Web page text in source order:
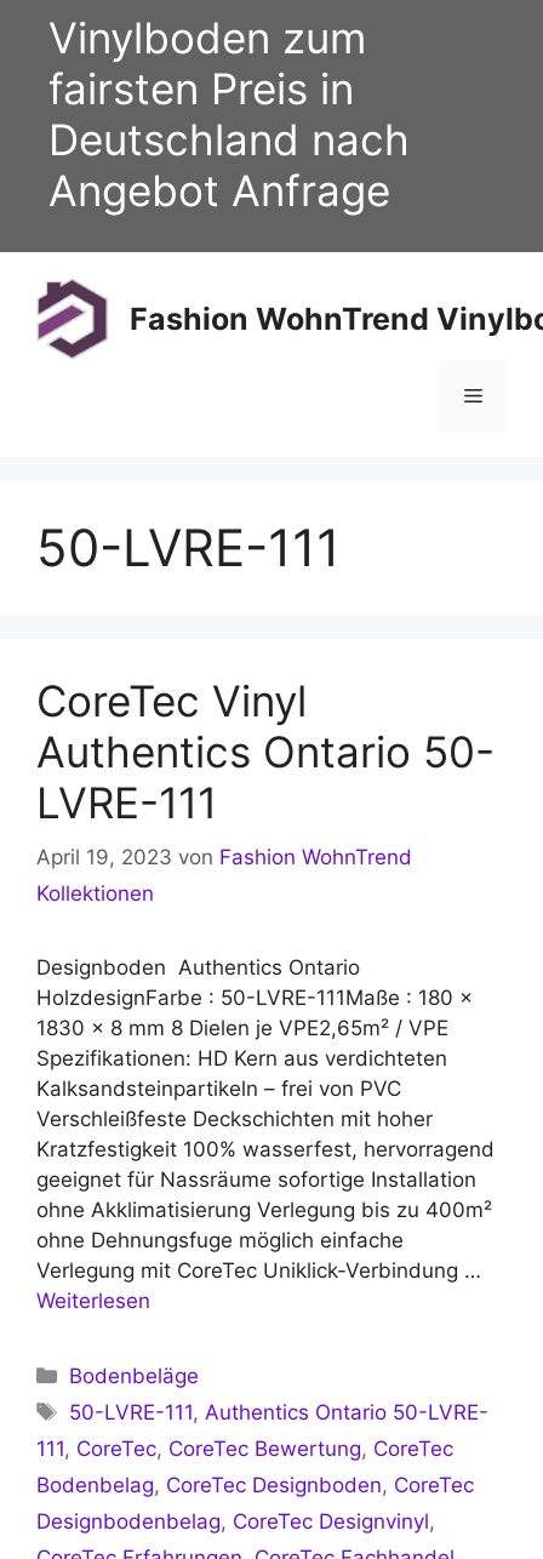
springen
Vinylboden zum
fairsten Preis in
Deutschland nach
Angebot Anfrage
Fashion WohnTrend
Menü
50-LVRE-111
CoreTec Vinyl
Authentics Ontario 50-
LVRE-111
April 19, 2023 von Fashion WohnTrend
Kollektionen
Designboden Authentics Ontario
HolzdesignFarbe : 50-LVRE-111Maße : 180 x
1830 x 8 mm 8 Dielen je VPE2,65m² / VPE
Spezifikationen: HD Kern aus verdichteten
Kalksandsteinpartikeln – frei von PVC
Verschleißfeste Deckschichten mit hoher
Kratzfestigkeit 100% wasserfest, hervorragend
geeignet für Nassräume sofortige Installation
ohne Akklimatisierung Verlegung bis zu 400m²
ohne Dehnungsfuge möglich einfache
Verlegung mit CoreTec Uniklick-Verbindung …
Weiterlesen
Kategorien
Bodenbeläge
Schlagwörter
50-LVRE-111, Authentics Ontario 50-LVRE-
111, CoreTec, CoreTec Bewertung, CoreTec
Bodenbelag, CoreTec Designboden, CoreTec
Designbodenbelag, CoreTec Designvinyl,